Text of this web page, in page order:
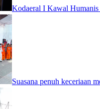
Kodaeral I Kawal Humanis
Suasana penuh keceriaan